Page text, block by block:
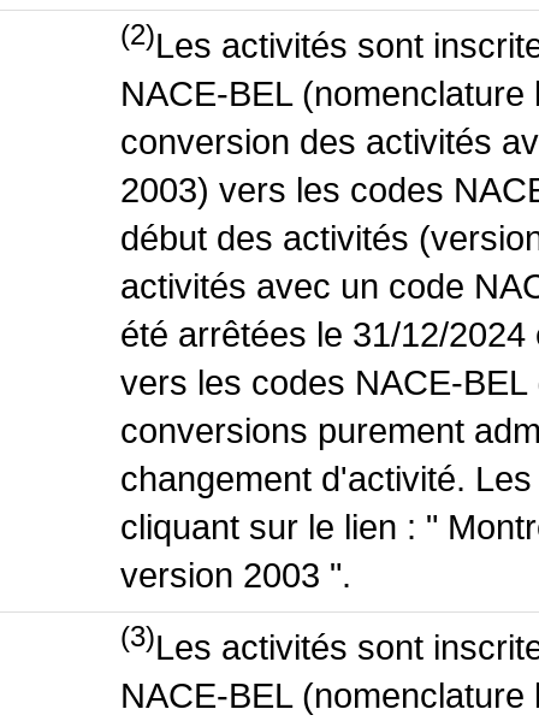
(2)Les activités sont
NACE-BEL
conversion des activités
2003) vers les codes
début des activités
activités avec un code
été arrêtées le 31/12/
vers les codes NACE-
conversions purement
changement d'activité.
cliquant sur le lien : "
version 2003 ".
(3)Les activités sont
NACE-BEL